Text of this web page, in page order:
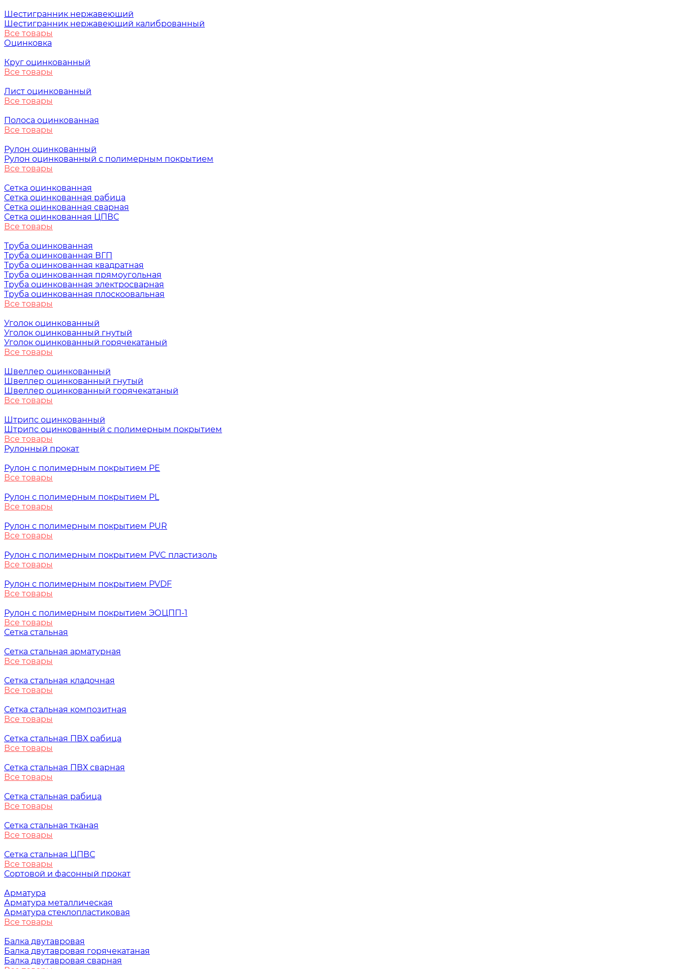
Шестигранник нержавеющий
Шестигранник нержавеющий калиброванный
Все товары
Оцинковка
Круг оцинкованный
Все товары
Лист оцинкованный
Все товары
Полоса оцинкованная
Все товары
Рулон оцинкованный
Рулон оцинкованный с полимерным покрытием
Все товары
Сетка оцинкованная
Сетка оцинкованная рабица
Сетка оцинкованная сварная
Сетка оцинкованная ЦПВС
Все товары
Труба оцинкованная
Труба оцинкованная ВГП
Труба оцинкованная квадратная
Труба оцинкованная прямоугольная
Труба оцинкованная электросварная
Труба оцинкованная плоскоовальная
Все товары
Уголок оцинкованный
Уголок оцинкованный гнутый
Уголок оцинкованный горячекатаный
Все товары
Швеллер оцинкованный
Швеллер оцинкованный гнутый
Швеллер оцинкованный горячекатаный
Все товары
Штрипс оцинкованный
Штрипс оцинкованный с полимерным покрытием
Все товары
Рулонный прокат
Рулон с полимерным покрытием PE
Все товары
Рулон с полимерным покрытием PL
Все товары
Рулон с полимерным покрытием PUR
Все товары
Рулон с полимерным покрытием PVC пластизоль
Все товары
Рулон с полимерным покрытием PVDF
Все товары
Рулон с полимерным покрытием ЭОЦПП-1
Все товары
Сетка стальная
Сетка стальная арматурная
Все товары
Сетка стальная кладочная
Все товары
Сетка стальная композитная
Все товары
Сетка стальная ПВХ рабица
Все товары
Сетка стальная ПВХ сварная
Все товары
Сетка стальная рабица
Все товары
Сетка стальная тканая
Все товары
Сетка стальная ЦПВС
Все товары
Сортовой и фасонный прокат
Арматура
Арматура металлическая
Арматура стеклопластиковая
Все товары
Балка двутавровая
Балка двутавровая горячекатаная
Балка двутавровая сварная